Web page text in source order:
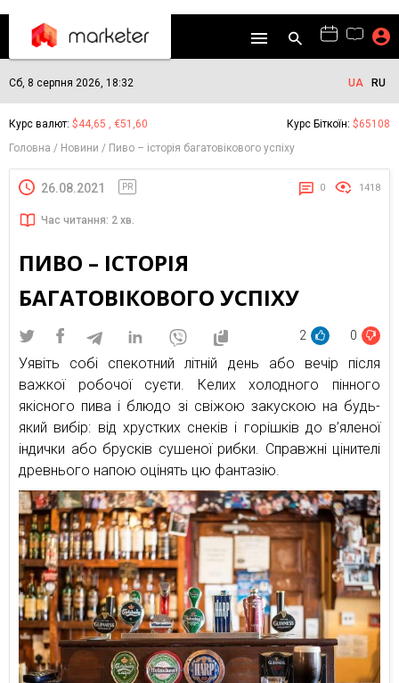
Сб, 8 серпня 2026, 18:32 UA RU
Курс валют: $44,65 , €51,60 Курс Біткоїн: $65108
Головна
Новини Пиво – історія багатовікового успіху
26.08.2021 PR 0 1418
Час читання: 2 хв.
ПИВО – ІСТОРІЯ
БАГАТОВІКОВОГО УСПІХУ
2 0
Уявіть собі спекотний літній день або вечір після
важкої робочої суєти. Келих холодного пінного
якісного пива і блюдо зі свіжою закускою на будь-
який вибір: від хрустких снеків і горішків до в’яленої
індички або брусків сушеної рибки. Справжні цінителі
древнього напою оцінять цю фантазію.